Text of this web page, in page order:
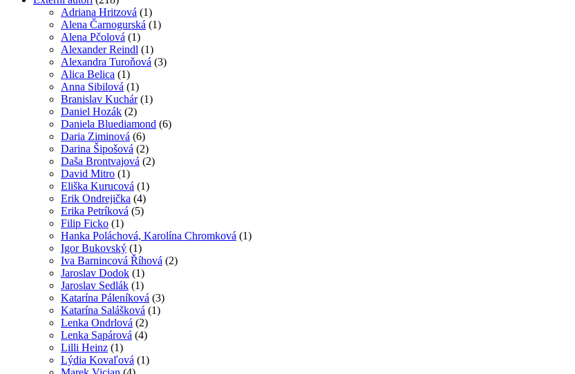
Adriana Hritzová (1)
Alena Čarnogurská (1)
Alena Pčolová (1)
Alexander Reindl (1)
Alexandra Turoňová (3)
Alica Belica (1)
Anna Sibilová (1)
Branislav Kuchár(1)
Daniel Hozák (2)
Daniela Bluediamond (6)
Daria Ziminová (6)
Darina Šipošová (2)
Daša Brontvajová (2)
David Mitro (1)
Eliška Kurucová (1)
Erik Ondrejička (4)
Erika Petríková (5)
Filip Ficko (1)
Hanka Poláchová, Karolína Chromková (1)
Igor Bukovský (1)
Iva Barnincová Říhová (2)
Jaroslav Dodok (1)
Jaroslav Sedlák (1)
Katarína Páleníková (3)
Katarína Salášková (1)
Lenka Ondrlová (2)
Lenka Sapárová (4)
Lilli Heinz (1)
Lýdia Kovaľová (1)